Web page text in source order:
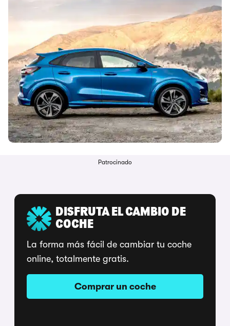
Patrocinado
DISFRUTA EL CAMBIO DE
COCHE
La forma más fácil de cambiar tu coche
online, totalmente gratis.
Comprar un coche